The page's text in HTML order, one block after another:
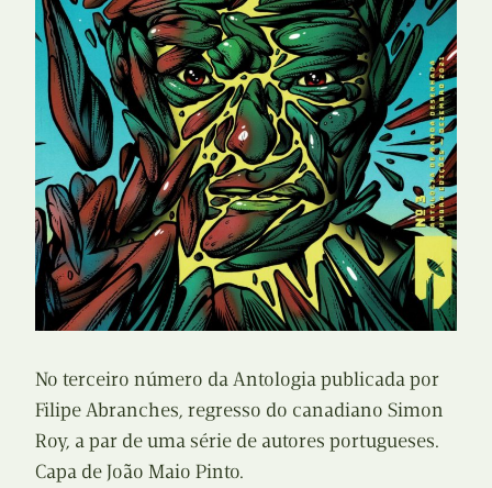
No terceiro número da Antologia publicada por
Filipe Abranches, regresso do canadiano Simon
Roy, a par de uma série de autores portugueses.
Capa de João Maio Pinto.